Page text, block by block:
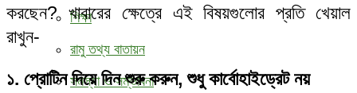
শিক্ষা
রামু তথ্য বাতায়ন
সমস্যা ও সম্ভাবনা
করছেন? খাবারের ক্ষেত্রে এই বিষয়গুলোর প্রতি খেয়াল
রাখুন-
১. প্রোটিন দিয়ে দিন শুরু করুন, শুধু কার্বোহাইড্রেট নয়